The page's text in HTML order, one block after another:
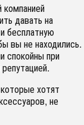
компанией
давать на
бесплатную
вы не находились.
спокойны при
хотят
не